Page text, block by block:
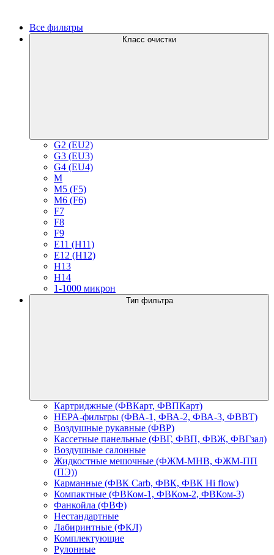
Все фильтры
Класс очистки
G2 (EU2)
G3 (EU3)
G4 (EU4)
M
M5 (F5)
M6 (F6)
F7
F8
F9
E11 (H11)
E12 (H12)
H13
H14
1-1000 микрон
Тип фильтра
Картриджные (ФВКарт, ФВПКарт)
HEPA-фильтры (ФВА-1, ФВА-2, ФВА-3, ФВВТ)
Воздушные рукавные (ФВР)
Кассетные панельные (ФВГ, ФВП, ФВЖ, ФВГзал)
Воздушные салонные
Жидкостные мешочные (ФЖМ-МНВ, ФЖМ-ПП
(ПЭ))
Карманные (ФВК Carb, ФВК, ФВК Hi flow)
Компактные (ФВКом-1, ФВКом-2, ФВКом-3)
Фанкойла (ФВФ)
Нестандартные
Лабиринтные (ФКЛ)
Комплектующие
Рулонные